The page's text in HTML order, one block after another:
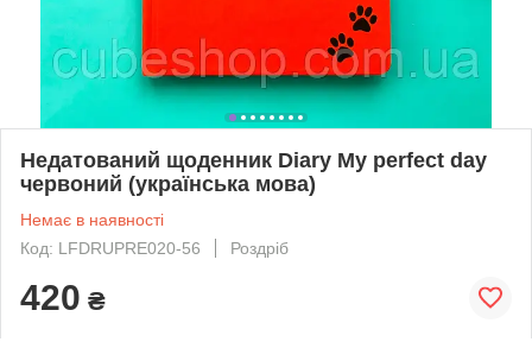
Недатований щоденник Diary My perfect day
червоний (українська мова)
Немає в наявності
Код: LFDRUPRE020-56
Роздріб
420 ₴